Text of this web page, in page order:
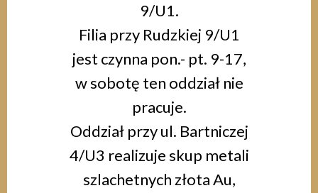
9/U1.
Filia przy Rudzkiej 9/U1
jest czynna pon.- pt. 9-17,
w sobotę ten oddział nie
pracuje.
Oddział przy ul. Bartniczej
4/U3 realizuje skup metali
szlachetnych złota Au,